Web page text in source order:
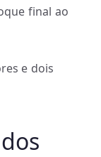
final ao
e dois